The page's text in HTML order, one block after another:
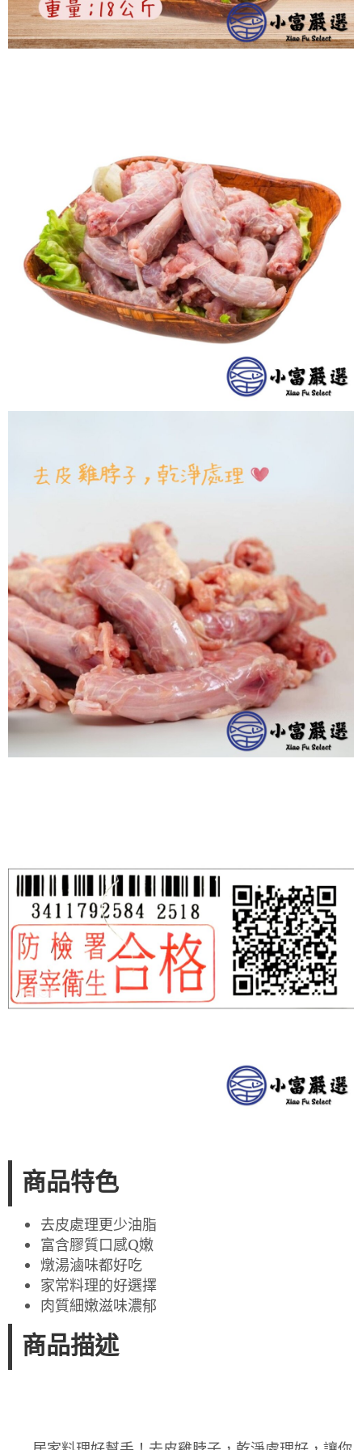
商品特色
去皮處理更少油脂
富含膠質口感Q嫩
燉湯滷味都好吃
家常料理的好選擇
肉質細嫩滋味濃郁
商品描述